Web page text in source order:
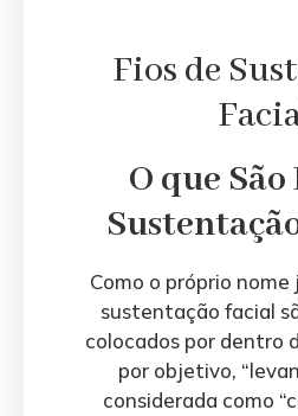
Fios de
O que São
Como o próprio nome
sustentação facial
colocados por dentro
por objetivo,
considerada como